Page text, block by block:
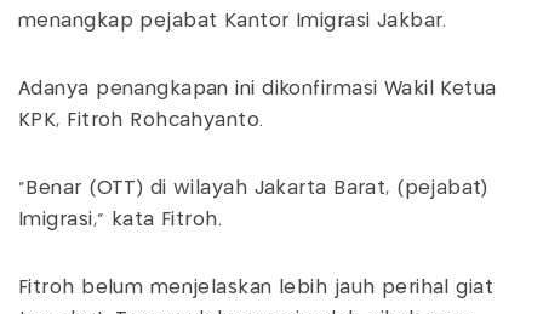
menangkap pejabat Kantor Imigrasi Jakbar.
Adanya penangkapan ini dikonfirmasi Wakil Ketua
KPK, Fitroh Rohcahyanto.
"Benar (OTT) di wilayah Jakarta Barat, (pejabat)
Imigrasi," kata Fitroh.
Fitroh belum menjelaskan lebih jauh perihal giat